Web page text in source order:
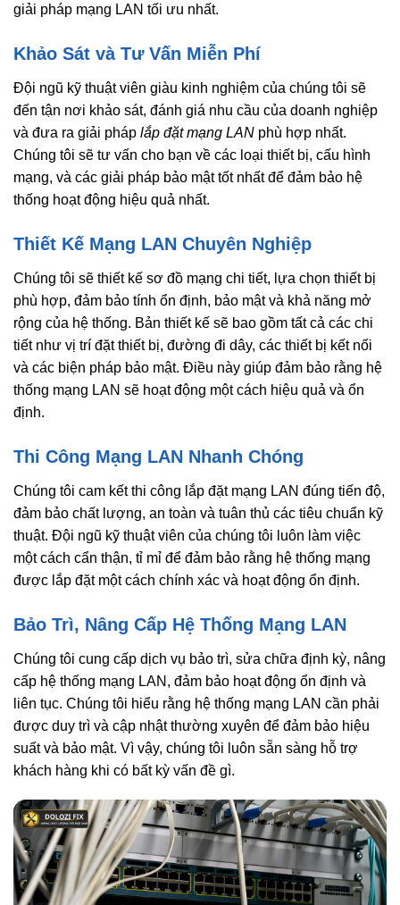
giải pháp mạng LAN tối ưu nhất.
Khảo Sát và Tư Vấn Miễn Phí
Đội ngũ kỹ thuật viên giàu kinh nghiệm của chúng tôi sẽ
đến tận nơi khảo sát, đánh giá nhu cầu của doanh nghiệp
và đưa ra giải pháp lắp đặt mạng LAN phù hợp nhất.
Chúng tôi sẽ tư vấn cho bạn về các loại thiết bị, cấu hình
mạng, và các giải pháp bảo mật tốt nhất để đảm bảo hệ
thống hoạt động hiệu quả nhất.
Thiết Kế Mạng LAN Chuyên Nghiệp
Chúng tôi sẽ thiết kế sơ đồ mạng chi tiết, lựa chọn thiết bị
phù hợp, đảm bảo tính ổn định, bảo mật và khả năng mở
rộng của hệ thống. Bản thiết kế sẽ bao gồm tất cả các chi
tiết như vị trí đặt thiết bị, đường đi dây, các thiết bị kết nối
và các biện pháp bảo mật. Điều này giúp đảm bảo rằng hệ
thống mạng LAN sẽ hoạt động một cách hiệu quả và ổn
định.
Thi Công Mạng LAN Nhanh Chóng
Chúng tôi cam kết thi công lắp đặt mạng LAN đúng tiến độ,
đảm bảo chất lượng, an toàn và tuân thủ các tiêu chuẩn kỹ
thuật. Đội ngũ kỹ thuật viên của chúng tôi luôn làm việc
một cách cẩn thận, tỉ mỉ để đảm bảo rằng hệ thống mạng
được lắp đặt một cách chính xác và hoạt động ổn định.
Bảo Trì, Nâng Cấp Hệ Thống Mạng LAN
Chúng tôi cung cấp dịch vụ bảo trì, sửa chữa định kỳ, nâng
cấp hệ thống mạng LAN, đảm bảo hoạt động ổn định và
liên tục. Chúng tôi hiểu rằng hệ thống mạng LAN cần phải
được duy trì và cập nhật thường xuyên để đảm bảo hiệu
suất và bảo mật. Vì vậy, chúng tôi luôn sẵn sàng hỗ trợ
khách hàng khi có bất kỳ vấn đề gì.